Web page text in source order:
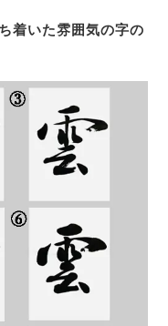
着いた雰囲気の字の